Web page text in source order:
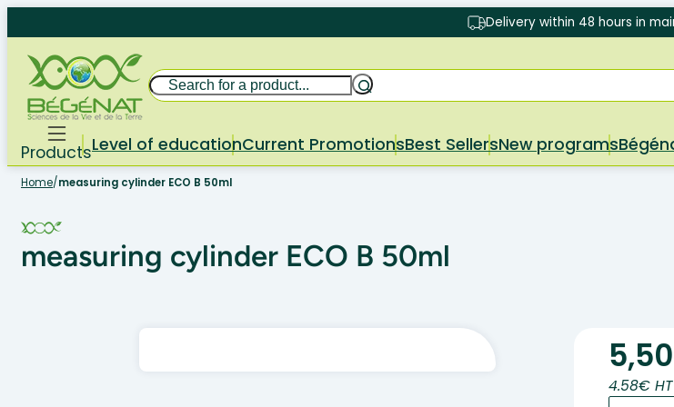
to
content
Delivery within 48 hours in
Products
Search
Level of educationCurrent PromotionsBest SellersNew programs
Home/measuring cylinder ECO B 50ml
measuring cylinder ECO B 50ml
4.58€ HT